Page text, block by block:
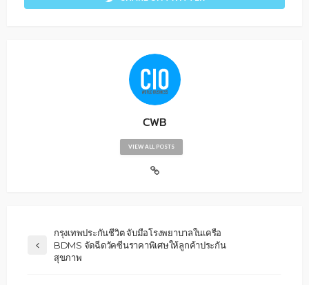
CWB
VIEW ALL POSTS
กรุงเทพประกันชีวิต จับมือโรงพยาบาลในเครือ
BDMS จัดฉีดวัคซีนราคาพิเศษให้ลูกค้าประกัน
สุขภาพ